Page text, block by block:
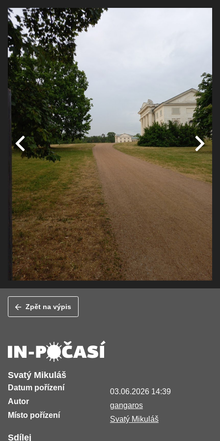
Zpět na výpis
Svatý Mikuláš
Datum pořízení
03.06.2026 14:39
Autor
gangaros
Místo pořízení
Svatý Mikuláš
Sdílej